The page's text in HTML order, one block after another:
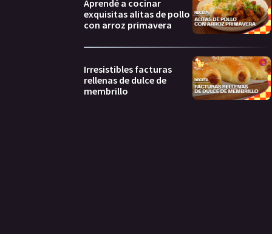
Aprendé a cocinar
exquisitas alitas de pollo
con arroz primavera
Irresistibles facturas
rellenas de dulce de
membrillo